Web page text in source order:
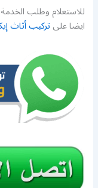
للاستعلام وطلب
ايضا علىتركيب أثاث